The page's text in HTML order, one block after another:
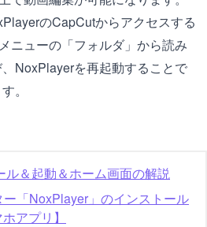
のCapCutからアクセスする
ニューの「フォルダ」から読み
NoxPlayerを再起動することで
。
ル＆起動＆ホーム画面の解説
「NoxPlayer」のインストール
アプリ】